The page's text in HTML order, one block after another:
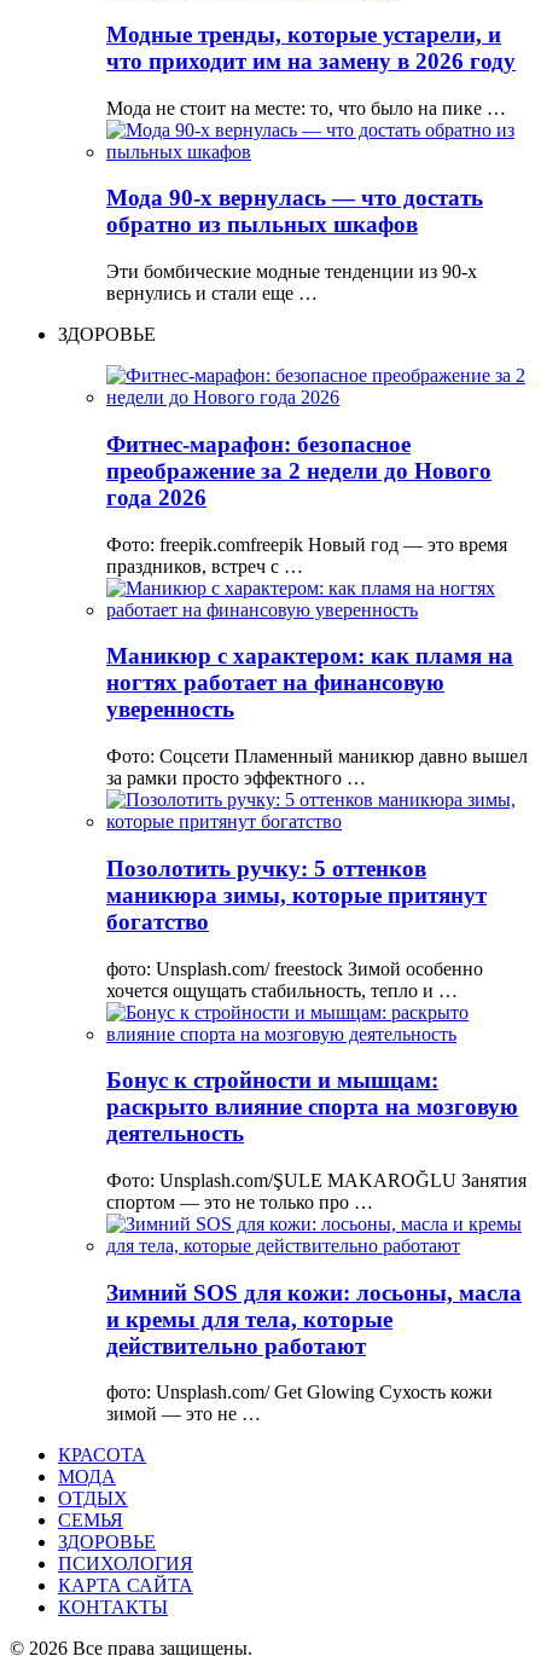
Модные тренды, которые устарели, и
что приходит им на замену в 2026 году
Мода не стоит на месте: то, что было на пике …
Мода 90-х вернулась — что достать
обратно из пыльных шкафов
Эти бомбические модные тенденции из 90-х
вернулись и стали еще …
ЗДОРОВЬЕ
Фитнес-марафон: безопасное
преображение за 2 недели до Нового
года 2026
Фото: freepik.comfreepik Новый год — это время
праздников, встреч с …
Маникюр с характером: как пламя на
ногтях работает на финансовую
уверенность
Фото: Соцсети Пламенный маникюр давно вышел
за рамки просто эффектного …
Позолотить ручку: 5 оттенков
маникюра зимы, которые притянут
богатство
фото: Unsplash.com/ freestock Зимой особенно
хочется ощущать стабильность, тепло и …
Бонус к стройности и мышцам:
раскрыто влияние спорта на мозговую
деятельность
Фото: Unsplash.com/ŞULE MAKAROĞLU Занятия
спортом — это не только про …
Зимний SOS для кожи: лосьоны, масла
и кремы для тела, которые
действительно работают
фото: Unsplash.com/ Get Glowing Сухость кожи
зимой — это не …
КРАСОТА
МОДА
ОТДЫХ
СЕМЬЯ
ЗДОРОВЬЕ
ПСИХОЛОГИЯ
КАРТА САЙТА
КОНТАКТЫ
© 2026 Все права защищены.